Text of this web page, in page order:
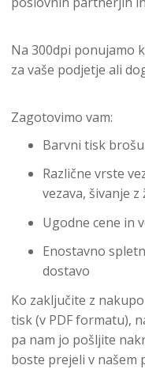
Na 300dpi ponujamo
za vaše podjetje ali
Zagotovimo vam:
Barvni tisk
Različne vrste
vezava, šivanje z
Ugodne cene in
Enostavno
dostavo
Ko zaključite z
tisk (v PDF formatu),
pa nam jo pošljite
boste prejeli v našem